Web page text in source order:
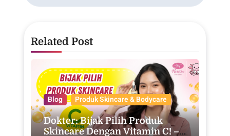
Related Post
Blog Produk Skincare & Bodycare
Dokter: Bijak Pilih Produk
Skincare Dengan Vitamin C! –